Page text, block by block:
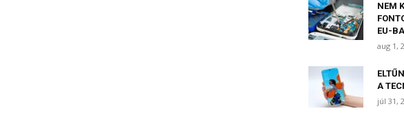
NEM
EU-
aug 1,
A
júl 31,